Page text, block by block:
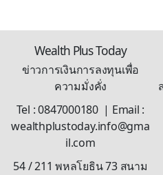
Wealth Plus Today
ข่าวการเงินการลงทุนเพื่อ
ความมั่งคั่ง
Tel : 0847000180 | Email :
wealthplustoday.info@gma
il.com
54 / 211 พหลโยธิน 73 สนาม